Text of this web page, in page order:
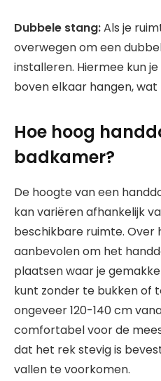
Dubbele stang:Als je
overwegen om een
installeren. Hiermee kun
boven elkaar hangen, wat
Hoe hoog
badkamer?
De hoogte van een
kan variëren afhankelijk
beschikbare ruimte.
aanbevolen om het
plaatsen waar je
kunt zonder te bukken of
ongeveer 120-140 cm
comfortabel voor de
dat het rek stevig is
vallen te voorkomen.